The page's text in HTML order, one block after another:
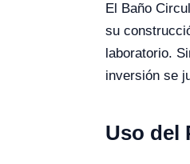
El Baño
su
laboratorio.
inversión se
Uso del